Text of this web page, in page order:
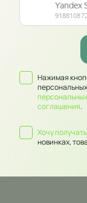
Нажимая
соглашения.
Хочу получать
новинках,